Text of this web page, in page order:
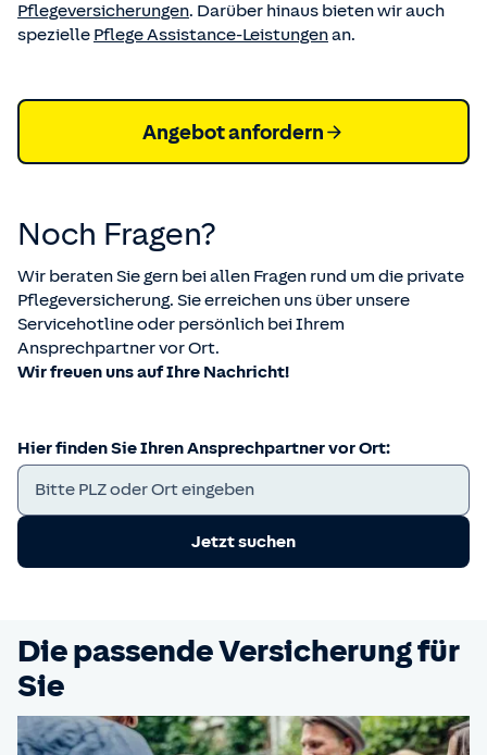
Pflegeversicherungen. Darüber hinaus bieten wir auch
spezielle Pflege Assistance-Leistungenan.
Angebot anfordern
Noch Fragen?
Wir beraten Sie gern bei allen Fragen rund um die private
Pflegeversicherung. Sie erreichen uns über unsere
Servicehotline oder persönlich bei Ihrem
Ansprechpartner vor Ort.
Wir freuen uns auf Ihre Nachricht!
Hier finden Sie Ihren Ansprechpartner vor Ort:
Jetzt suchen
Die passende Versicherung für
Sie